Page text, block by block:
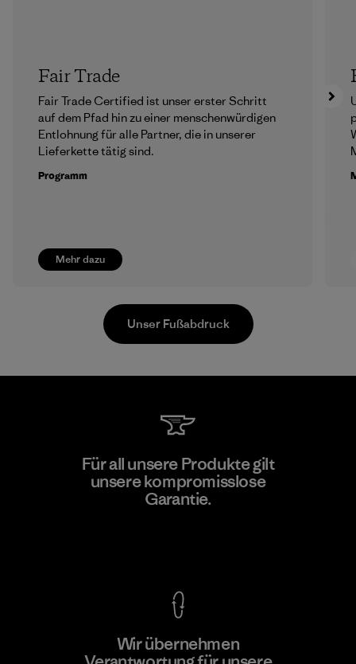
Mehr dazu
Fair Trade
Fair Trade Certified ist unser erster Schritt
auf dem Pfad hin zu einer menschenwürdigen
Entlohnung für alle Partner, die in unserer
Lieferkette tätig sind.
Programm
Singtex Industrial
Material-supplier
Unser Fußabdruck
Für all unsere Produkte gilt
unsere kompromisslose
Garantie.
Wir übernehmen